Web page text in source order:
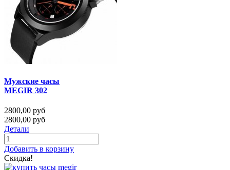
Мужские часы
MEGIR 302
2800,00 руб
2800,00 руб
Детали
Добавить в корзину
Скидка!